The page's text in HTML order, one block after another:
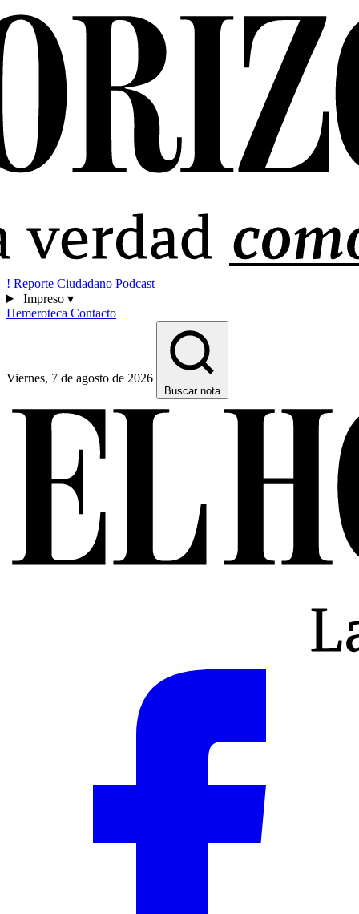
! Reporte Ciudadano Podcast
Impreso ▾
Hemeroteca Contacto
Viernes, 7 de agosto de 2026
Buscar nota